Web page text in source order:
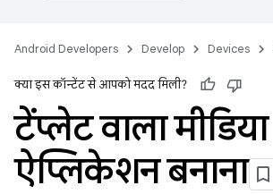
Android Developers Develop Devices
क्या इस कॉन्टेंट से आपको मदद मिली?
टेंप्लेट वाला मीडिया
ऐप्लिकेशन बनाना